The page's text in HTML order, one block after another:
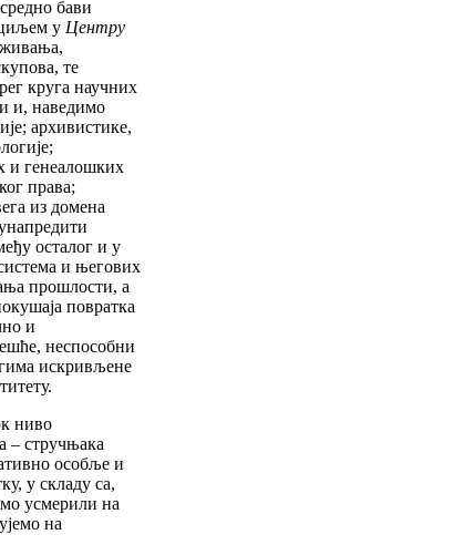
бави
у Центру
те
круга научних
и, наведимо
архивистике,
и генеалошких
права;
из домена
осталог и у
и његових
прошлости, а
повратка
и
неспособни
искривљене
ниво
– стручњака
особље и
у складу са,
усмерили на
на